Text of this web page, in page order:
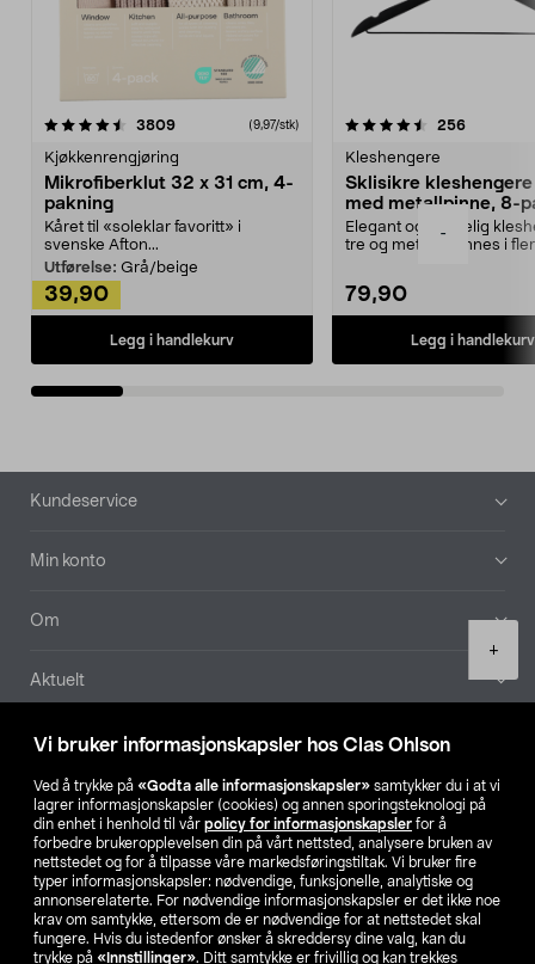
Vi bruker informasjonskapsler hos Clas Ohlson
Ved å trykke på «Godta alle informasjonskapsler» samtykker du i at vi
lagrer informasjonskapsler (cookies) og annen sporingsteknologi på
din enhet i henhold til vår policy for informasjonskapsler for å
forbedre brukeropplevelsen din på vårt nettsted, analysere bruken av
nettstedet og for å tilpasse våre markedsføringstiltak. Vi bruker fire
typer informasjonskapsler: nødvendige, funksjonelle, analytiske og
annonserelaterte. For nødvendige informasjonskapsler er det ikke noe
krav om samtykke, ettersom de er nødvendige for at nettstedet skal
fungere. Hvis du istedenfor ønsker å skreddersy dine valg, kan du
trykke på «Innstillinger». Ditt samtykke er frivillig og kan trekkes
-
+
3809anmeldelser(9,97/stk)
Kjøkkenrengjøring
Mikrofiberklut 32 x 31 cm, 4-
pakning
Kåret til «soleklar favoritt» i
svenske Afton...
Utførelse: Grå/beige
39,90
Legg i handlekurv
4.5av 5 stjerner 256
Kleshengere
Sklisikre
med metallpinne, 8-
Elegant og skikkelig
tre og metall – finnes i
79,90
Legg i handlekurv
4.5av 5 stjerner
Bunntekst
Kundeservice
Min konto
Om
Aktuelt
Våre selskaper
Finn din butikk
SE NO FI